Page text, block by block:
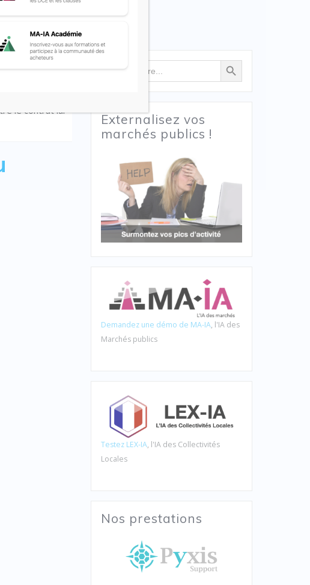
des
d’un
le contrat lui-
for:
Search Button
Externalisez vos
marchés publics !
Demandez une démo de MA-IA, l'IA des
Marchés publics
Testez LEX-IA, l'IA des Collectivités
Locales
Nos prestations